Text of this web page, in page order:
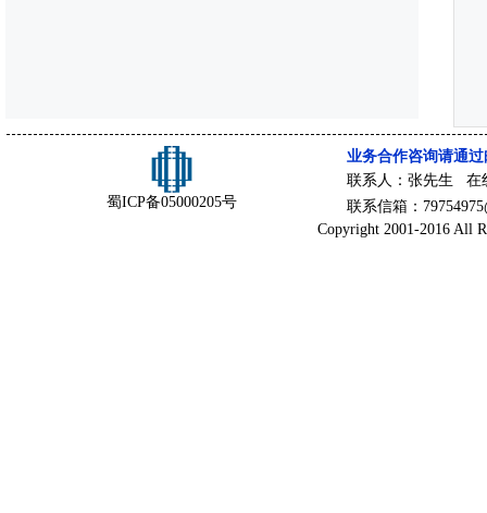
蜀ICP备05000205号
业务合作咨询请通
联系人：张先生 在
联系信箱：
Copyright 2001-2016 All